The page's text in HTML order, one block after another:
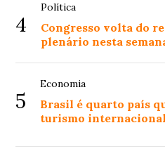
4
Política
Congresso volta do
plenário nesta
5
Economia
Brasil é quarto país
turismo